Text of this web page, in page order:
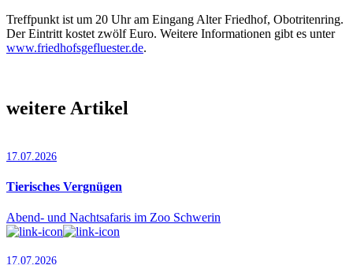
Treffpunkt ist um 20 Uhr am Eingang Alter Friedhof, Obotritenring.
Der Eintritt kostet zwölf Euro. Weitere Informationen gibt es unter
www.friedhofsgefluester.de.
weitere Artikel
17.07.2026
Tierisches Vergnügen
Abend- und Nachtsafaris im Zoo Schwerin
17.07.2026